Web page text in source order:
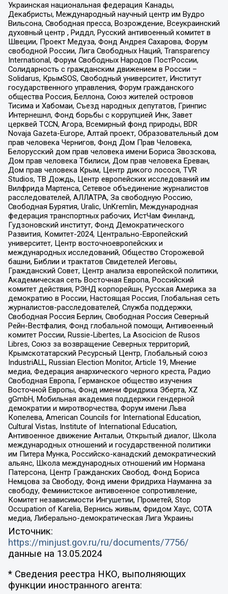
Украинская национальная федерация Канады,
Декабристы, Международный научный центр им Вудро
Вильсона, Свободная пресса, Возрождение, Всеукраинский
духовный центр , Риддл, Русский антивоенный комитет в
Швеции, Проект Медуза, Фонд Андрея Сахарова, Форум
свободной России, Лига Свободных Наций, Transparеncy
International, Форум Свободных Народов ПостРоссии,
Солидарность с гражданским движением в России –
Solidarus, КрымSOS, Свободный университет, Институт
государственного управления, Форум гражданского
общества Россия, Беллона, Союз жителей островов
Тисима и Хабомаи, Съезд народных депутатов, Гринпис
Интернешнл, Фонд борьбы с коррупцией Инк, Завет
церквей TCCN, Агора, Всемирный фонд природы, BDR
Novaja Gazeta-Europe, Алтай проект, Образовательный дом
прав человека Чернигов, Фонд Дом Прав Человека,
Белорусский дом прав человека имени Бориса Звозскова,
Дом прав человека Тбилиси, Дом прав человека Ереван,
Дом прав человека Крым, Центр дикого лосося, TVR
Studios, ТВ Дождь, Центр европейских исследований им
Вилфрида Мартенса, Сетевое объединение журналистов
расследователей, АЛЛАТРА, За свободную Россию,
Свободная Бурятия, Uralic, UnKremlin, Международная
федерация транспортных рабочих, ИстЧам Финланд,
Гудзоновский институт, Фонд Демократического
Развития, Комитет-2024, Центрально-Европейский
университет, Центр восточноевропейских и
международных исследований, Общество Сторожевой
башни, Библии и трактатов Свидетелей Иеговы,
Гражданский Совет, Центр анализа европейской политики,
Академическая сеть Восточная Европа, Российский
комитет действия, РЭНД корпорейшн, Русская Америка за
демократию в России, Настоящая Россия, Глобальная сеть
журналистов-расследователей, Служба поддержки,
Свободная Россия Берлин, Свободная Россия Северный
Рейн-Вестфалия, Фонд глобальной помощи, Антивоенный
комитет России, Russie-Libertes, La Asocicion de Rusos
Libres, Союз за возвращение Северных территорий,
Крымскотатарский Ресурсный Центр, Глобальный союз
IndustriALL, Russian Election Monitor, Article 19, Мнение
медиа, Федерация анархического черного креста, Радио
Свободная Европа, Германское общество изучения
Восточной Европы, Фонд имени Фридриха Эберта, XZ
gGmbH, Мобильная академия поддержки гендерной
демократии и миротворчества, Форум имени Льва
Копелева, American Councils for International Education,
Cultural Vistas, Institute of International Education,
Антивоенное движение Антальи, Открытый диалог, Школа
международных отношений и государственной политики
им Питера Мунка, Российско-канадский демократический
альянс, Школа международных отношений им Нормана
Патерсона, Центр Гражданских Свобод, Фонд Бориса
Немцова за Свободу, Фонд имени Фридриха Науманна за
свободу, Феминистское антивоенное сопротивление,
Комитет независимости Ингушетии, Прометей, Stop
Occupation of Karelia, Вернись живым, Фридом Хаус, СОТА
медиа, Либерально-демократическая Лига Украины
Источник:
https://minjust.gov.ru/ru/documents/7756/
данные на 13.05.2024
* Сведения реестра НКО, выполняющих
функции иностранного агента: